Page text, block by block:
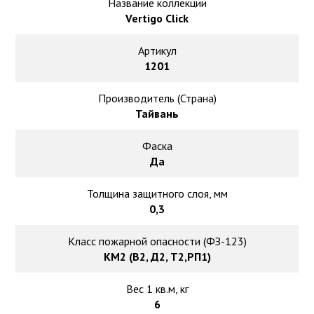
Название коллекции
Vertigo Click
Артикул
1201
Производитель (Страна)
Тайвань
Фаска
Да
Толщина защитного слоя, мм
0,3
Класс пожарной опасности (ФЗ-123)
КМ2 (В2, Д2, Т2,РП1)
Вес 1 кв.м, кг
6